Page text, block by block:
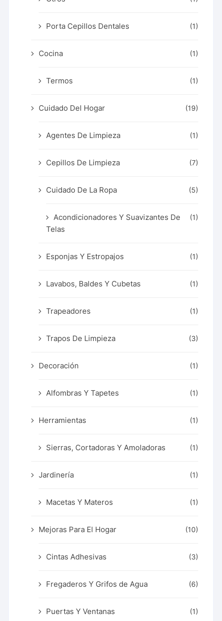
Porta Cepillos Dentales (1)
Cocina (1)
Termos (1)
Cuidado Del Hogar (19)
Agentes De Limpieza (1)
Cepillos De Limpieza (7)
Cuidado De La Ropa (5)
Acondicionadores Y Suavizantes De
Telas
(1)
Esponjas Y Estropajos (1)
Lavabos, Baldes Y Cubetas (1)
Trapeadores (1)
Trapos De Limpieza (3)
Decoración (1)
Alfombras Y Tapetes (1)
Herramientas (1)
Sierras, Cortadoras Y Amoladoras (1)
Jardinería (1)
Macetas Y Materos (1)
Mejoras Para El Hogar (10)
Cintas Adhesivas (3)
Fregaderos Y Grifos de Agua (6)
Puertas Y Ventanas (1)